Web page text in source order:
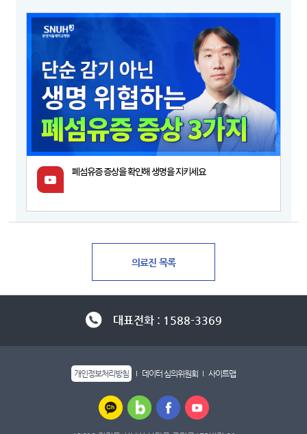
폐섬유증 증상을 확인해 생명을 지키세요
대표전화 : 1588-3369
개인정보처리방침 데이터 심의위원회 사이트맵